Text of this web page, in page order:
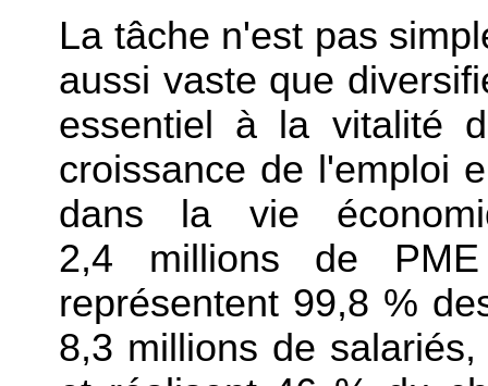
La tâche n'est pas
aussi vaste que
essentiel à la vitalité
croissance de l'emploi
dans la vie
2,4 millions de
représentent 99,8 %
8,3 millions de